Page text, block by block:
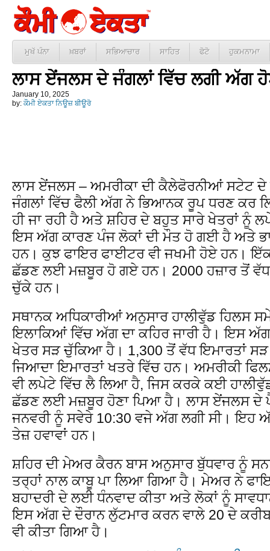
ਮੁਖੱ ਪੰਨਾ ਖ਼ਬਰਾਂ ਸਭਿਆਚਾਰ ਸਾਹਿਤ ਫੋਟੋ ਹੁਕਮਨਾਮਾ
ਲਾਸ ਏਂਜਲਸ ਦੇ ਜੰਗਲਾਂ ਵਿੱਚ ਲਗੀ ਅੱਗ
January 10, 2025
by: ਕੌਮੀ ਏਕਤਾ ਨਿਊਜ਼ ਬੀਊਰੋ
ਲਾਸ ਏਂਜਲਸ – ਅਮਰੀਕਾ ਦੀ ਕੈਲੇਫੋਰਨੀਆਂ ਸਟੇਟ ਦੇ
ਜੰਗਲਾਂ ਵਿੱਚ ਫੈਲੀ ਅੱਗ ਨੇ ਭਿਆਨਕ ਰੂਪ ਧਰਣ ਕਰ
ਹੀ ਜਾ ਰਹੀ ਹੈ ਅਤੇ ਸ਼ਹਿਰ ਦੇ ਬਹੁਤ ਸਾਰੇ ਖੇਤਰਾਂ ਨੂੰ
ਇਸ ਅੱਗ ਕਾਰਣ ਪੰਜ ਲੋਕਾਂ ਦੀ ਮੌਤ ਹੋ ਗਈ ਹੈ ਅਤੇ
ਹਨ। ਕੁਝ ਫਾਇਰ ਫਾਈਟਰ ਵੀ ਜਖਮੀ ਹੋਏ ਹਨ।
ਛੱਡਣ ਲਈ ਮਜ਼ਬੂਰ ਹੋ ਗਏ ਹਨ। 2000 ਹਜ਼ਾਰ ਤੋਂ
ਚੁੱਕੇ ਹਨ।
ਸਥਾਨਕ ਅਧਿਕਾਰੀਆਂ ਅਨੁਸਾਰ ਹਾਲੀਵੁੱਡ ਹਿਲਸ
ਇਲਾਕਿਆਂ ਵਿੱਚ ਅੱਗ ਦਾ ਕਹਿਰ ਜਾਰੀ ਹੈ। ਇਸ
ਖੇਤਰ ਸੜ ਚੁੱਕਿਆ ਹੈ। 1,300 ਤੋਂ ਵੱਧ ਇਮਾਰਤਾਂ
ਜਿਆਦਾ ਇਮਾਰਤਾਂ ਖਤਰੇ ਵਿੱਚ ਹਨ। ਅਮਰੀਕੀ
ਵੀ ਲਪੇਟੇ ਵਿੱਚ ਲੈ ਲਿਆ ਹੈ, ਜਿਸ ਕਰਕੇ ਕਈ
ਛੱਡਣ ਲਈ ਮਜ਼ਬੂਰ ਹੋਣਾ ਪਿਆ ਹੈ। ਲਾਸ ਏਂਜਲਸ ਦੇ
ਜਨਵਰੀ ਨੂੰ ਸਵੇਰੇ 10:30 ਵਜੇ ਅੱਗ ਲਗੀ ਸੀ। ਇਹ
ਤੇਜ਼ ਹਵਾਵਾਂ ਹਨ।
ਸ਼ਹਿਰ ਦੀ ਮੇਅਰ ਕੈਰਨ ਬਾਸ ਅਨੁਸਾਰ ਬੁੱਧਵਾਰ ਨੂੰ
ਤਰ੍ਹਾਂ ਨਾਲ ਕਾਬੂ ਪਾ ਲਿਆ ਗਿਆ ਹੈ। ਮੇਅਰ ਨੇ
ਬਹਾਦਰੀ ਦੇ ਲਈ ਧੰਨਵਾਦ ਕੀਤਾ ਅਤੇ ਲੋਕਾਂ ਨੂੰ
ਇਸ ਅੱਗ ਦੇ ਦੌਰਾਨ ਲੁੱਟਮਾਰ ਕਰਨ ਵਾਲੇ 20 ਦੇ
ਵੀ ਕੀਤਾ ਗਿਆ ਹੈ।